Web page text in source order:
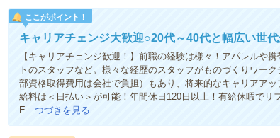
ここがポイント！
キャリアチェンジ大歓迎○20代～40代と幅広い世
【キャリアチェンジ歓迎！】前職の経験は様々！アパレルや
トのスタッフなど。様々な経歴のスタッフがものづくりワー
部資格取得費用は会社で負担）もあり、将来的なキャリアア
給料は＜日払い＞が可能！年間休日120日以上！有給休暇でリ
E…つづきを見る